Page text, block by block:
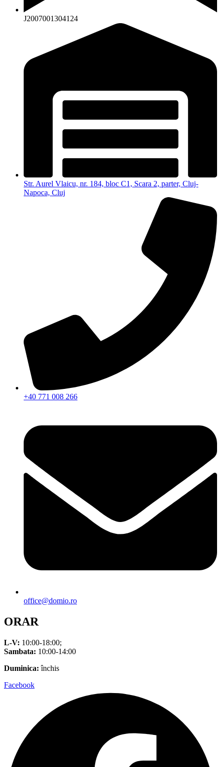
J2007001304124
Str. Aurel Vlaicu, nr. 184, bloc C1, Scara 2, parter, Cluj-
Napoca, Cluj
+40 771 008 266
office@domio.ro
ORAR
L-V: 10:00-18:00;
Sambata: 10:00-14:00
Duminica: închis
Facebook